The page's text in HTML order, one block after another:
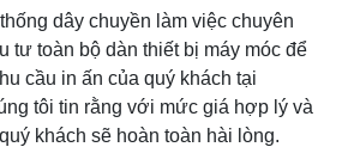
dây chuyền làm việc chuyên
tư toàn bộ dàn thiết bị máy móc để
cầu in ấn của quý khách tại
tôi tin rằng với mức giá hợp lý và
khách sẽ hoàn toàn hài lòng.